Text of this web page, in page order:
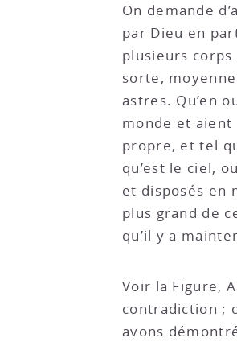
On demande
par Dieu en
plusieurs
sorte,
astres. Qu’en
monde et aient
propre, et tel
qu’est le ciel,
et disposés en
plus grand de
qu’il y a
Voir la Figure,
contradiction ;
avons